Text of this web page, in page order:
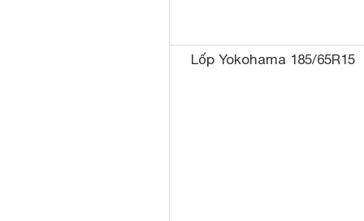
Lốp Yokohama 185/65R15